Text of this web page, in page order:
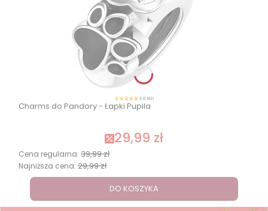
5.0 (42)
Charms do Pandory - Łapki Pupila
29,99 zł
Cena regularna: 39,99 zł
Najniższa cena: 29,99 zł
DO KOSZYKA